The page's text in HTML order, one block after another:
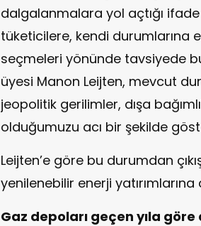
dalgalanmalara yol açtığı
tüketicilere, kendi durumlarına
seçmeleri yönünde tavsiyede
üyesi Manon Leijten, mevcut
jeopolitik gerilimler, dışa
olduğumuzu acı bir şekilde
Leijten’e göre bu durumdan
yenilenebilir enerji
Gaz depoları geçen yıla